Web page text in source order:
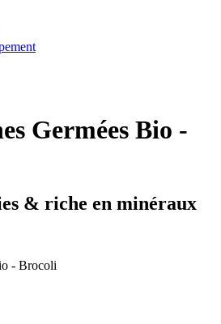
Germées Bio -
& riche en minéraux
- Brocoli